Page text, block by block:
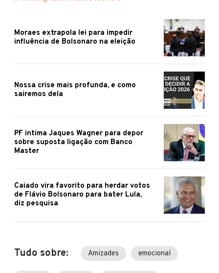
Moraes extrapola lei para impedir
influência de Bolsonaro na eleição
Nossa crise mais profunda, e como
sairemos dela
PF intima Jaques Wagner para depor
sobre suposta ligação com Banco
Master
Caiado vira favorito para herdar votos
de Flávio Bolsonaro para bater Lula,
diz pesquisa
Tudo sobre: Amizades emocional